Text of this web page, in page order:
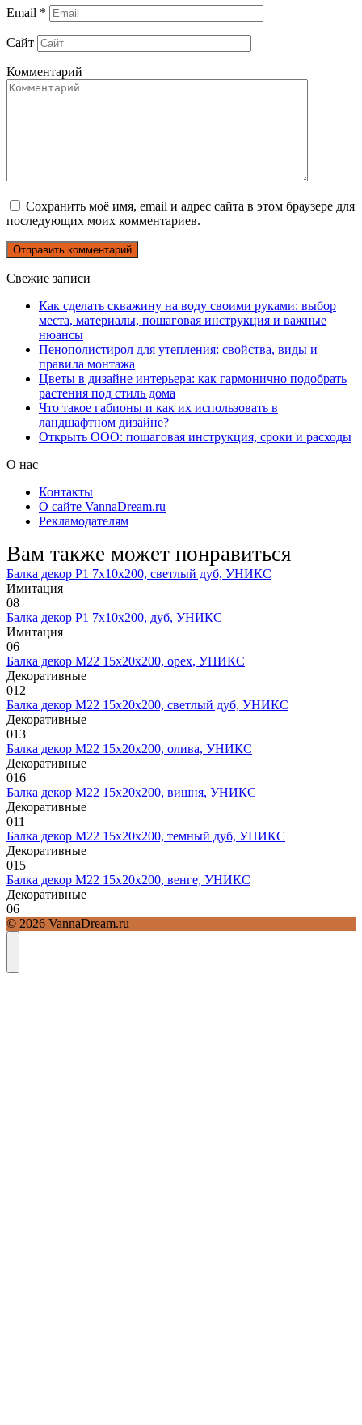
Email *
Сайт
Комментарий
Сохранить моё имя, email и адрес сайта в этом браузере для
последующих моих комментариев.
Свежие записи
Как сделать скважину на воду своими руками: выбор
места, материалы, пошаговая инструкция и важные
нюансы
Пенополистирол для утепления: свойства, виды и
правила монтажа
Цветы в дизайне интерьера: как гармонично подобрать
растения под стиль дома
Что такое габионы и как их использовать в
ландшафтном дизайне?
Открыть ООО: пошаговая инструкция, сроки и расходы
О нас
Контакты
О сайте VannaDream.ru
Рекламодателям
Вам также может понравиться
Балка декор Р1 7х10х200, светлый дуб, УНИКС
Имитация
08
Балка декор Р1 7х10х200, дуб, УНИКС
Имитация
06
Балка декор М22 15х20х200, орех, УНИКС
Декоративные
012
Балка декор М22 15х20х200, светлый дуб, УНИКС
Декоративные
013
Балка декор М22 15х20х200, олива, УНИКС
Декоративные
016
Балка декор М22 15х20х200, вишня, УНИКС
Декоративные
011
Балка декор М22 15х20х200, темный дуб, УНИКС
Декоративные
015
Балка декор М22 15х20х200, венге, УНИКС
Декоративные
06
© 2026 VannaDream.ru